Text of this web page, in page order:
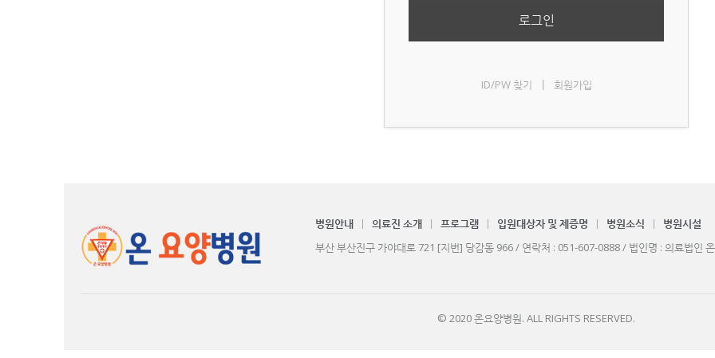
로그인
ID/PW 찾기 회원가입
병원안내 의료진 소개 프로그램 입원대상자 및 제증명 병원소식
병원시설
부산 부산진구 가야대로 721 [지번] 당감동 966 / 연락처 : 051-607-0888 / 법인명 : 의료법인
© 2020 온요양병원. ALL RIGHTS RESERVED.